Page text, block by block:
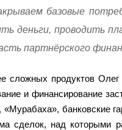
базовые
деньги, проводить
партнёрского
сложных продуктов Олег
и финансирование
«Мурабаха», банковские
сделок, над которыми